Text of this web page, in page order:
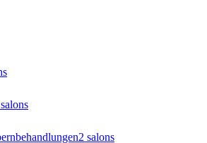
s
salons
2 salons